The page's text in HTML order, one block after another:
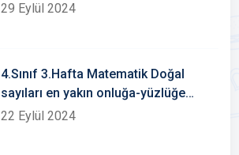
29 Eylül 2024
4.Sınıf 3.Hafta Matematik Doğal
sayıları en yakın onluğa-yüzlüğe
yuvarlama konu etkinlikleri
22 Eylül 2024